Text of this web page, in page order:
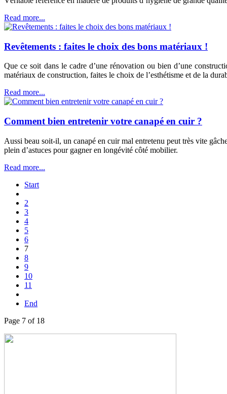
Read more...
Revêtements : faites le choix des bons matériaux !
Que ce soit dans le cadre d’une rénovation ou bien d’une
matériaux de construction, faites le choix de l’esthétisme et de la
Read more...
Comment bien entretenir votre canapé en cuir ?
Aussi beau soit-il, un canapé en cuir mal entretenu peut très vite
plein d’astuces pour gagner en longévité côté mobilier.
Read more...
Start
2
3
4
5
6
7
8
9
10
11
End
Page 7 of 18